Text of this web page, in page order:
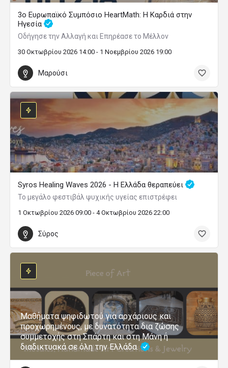
3ο Ευρωπαϊκό Συμπόσιο HeartMath: Η Καρδιά στην
Ηγεσία
Οδήγησε την Αλλαγή και Επηρέασε το Μέλλον
30 Οκτωβρίου 2026 14:00 - 1 Νοεμβρίου 2026 19:00
Μαρούσι
Syros Healing Waves 2026 - Η Ελλάδα θεραπεύει
Το μεγάλο φεστιβάλ ψυχικής υγείας επιστρέφει
1 Οκτωβρίου 2026 09:00 - 4 Οκτωβρίου 2026 22:00
Σύρος
Μαθήματα ψηφιδωτού για αρχάριους και
προχωρημένους, με δυνατότητα δια ζώσης
συμμετοχής στη Σπάρτη και στη Μάνη ή
διαδικτυακά σε όλη την Ελλάδα.